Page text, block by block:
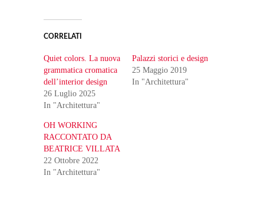
CORRELATI
Quiet colors. La nuova
grammatica cromatica
dell’interior design
26 Luglio 2025
In "Architettura"
Palazzi storici e design
25 Maggio 2019
In "Architettura"
OH WORKING
RACCONTATO DA
BEATRICE VILLATA
22 Ottobre 2022
In "Architettura"